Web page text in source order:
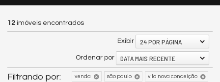
12 imóveis encontrados
Exibir 24 POR PÁGINA
Ordenar por DATA MAIS RECENTE
Filtrando por: venda são paulo vila nova conceição